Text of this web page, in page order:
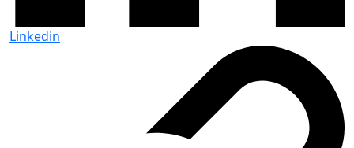
Linkedin